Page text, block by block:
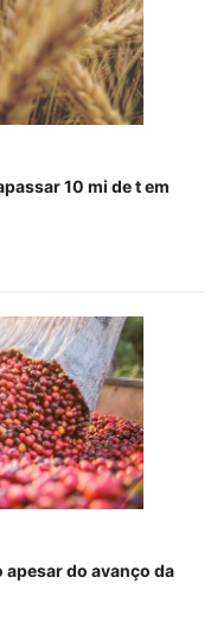
10 mi de t em
apesar do avanço da